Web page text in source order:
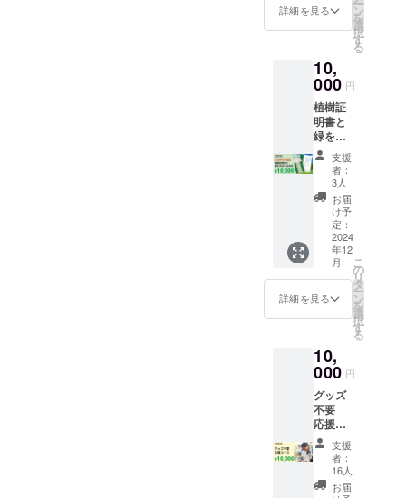
描きま
年次報
告書送
付
（メー
ル）※1 ️
寄付受
領書
※2 ※1）
2024年
12月末
までに
メール
で差し
上げま
す。
※2）寄
付の受
CAMPF
実行者
に入金
日とな
りま
す。／
受領書
の発送
日：
2024年
寄付受
領書
※2 ※1）
12月末
までに
メール
で差し
上げま
す。
※2）寄
付の受
領日：
CAMPF
IREから
実行者
に入金
された
日とな
りま
す。／
2024年
9月頃を
予定し
ていま
す。お
届けま
でお時
間をい
ただき
ますが
詳細を見る ン
を
選
択
す
る
10,
000 円
植樹証
明書と
緑をみ
まもる
木札
【CAM
PFIRE
限定】
緑を守
り、
木々の
健やか
な生長
を願
い、み
まもる
苗木が
立派な
森へと
育ち、
災害か
ら未来
のいの
ちを
守って
くれま
支援
者：
3人
お届
け予
定：
2024
年12
月
詳細を見る
こ
の
リ
タ
ー
ン
を
選
択
す
る
10,
000 円
グッズ
不要
応援
コース
【1万
円】 ️お
礼の
支援
者：
16人
お届